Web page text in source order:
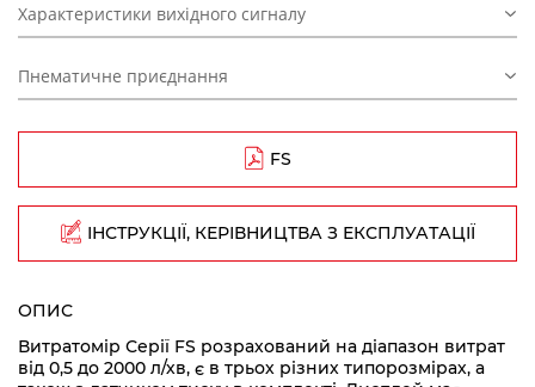
Характеристики вихідного сигналу
Пнематичне приєднання
FS
ІНСТРУКЦІЇ, КЕРІВНИЦТВА З ЕКСПЛУАТАЦІЇ
ОПИС
Витратомір Серії FS розрахований на діапазон витрат
від 0,5 до 2000 л/хв, є в трьох різних типорозмірах, а